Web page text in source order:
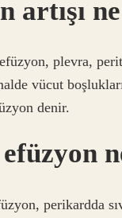
artışı
plevra,
vücut
denir.
perikardda